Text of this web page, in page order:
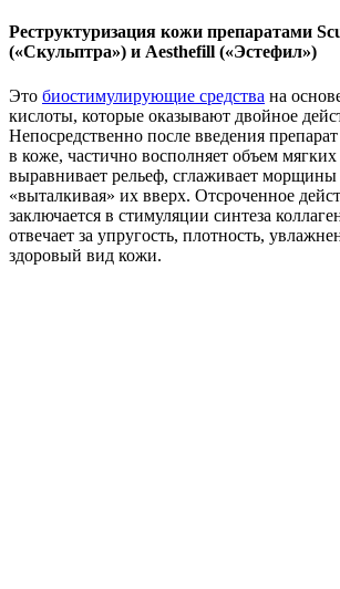
Реструктуризация кожи препаратами
(«Скульптра») и Aesthefill («Эстефил»)
Это биостимулирующие средства на
кислоты, которые оказывают двойное
Непосредственно после введения
в коже, частично восполняет объем мягких
выравнивает рельеф, сглаживает
«выталкивая» их вверх. Отсроченное
заключается в стимуляции синтеза
отвечает за упругость, плотность,
здоровый вид кожи.